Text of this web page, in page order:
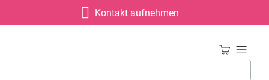
Kontakt aufnehmen